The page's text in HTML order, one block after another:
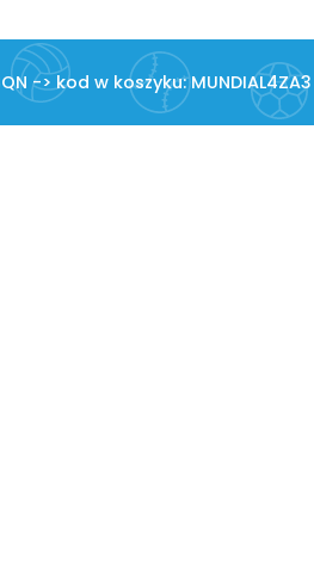
-> kod w koszyku: MUNDIAL4ZA3